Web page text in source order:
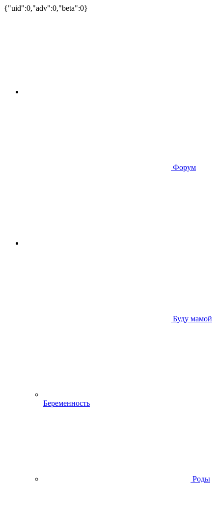
{"uid":0,"adv":0,"beta":0}
Форум
Буду мамой
Беременность
Роды